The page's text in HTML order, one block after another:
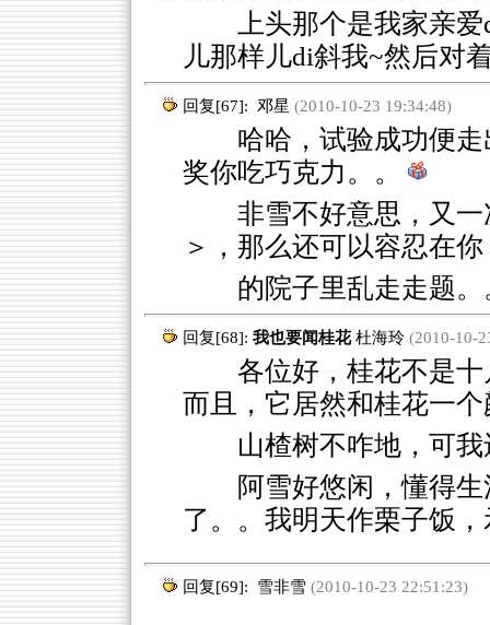
上头那个是我家亲爱
儿那样儿di斜我~然后对
回复[67]: 邓星 (2010-10-23 19:34:48)
哈哈，试验成功便走
奖你吃巧克力。。
非雪不好意思，又
＞，那么还可以容忍在你
的院子里乱走走题
回复[68]: 我也要闻桂花 杜海玲(2010-10-
各位好，桂花不是十
而且，它居然和桂花一
山楂树不咋地，可
阿雪好悠闲，懂得
了。。我明天作栗子饭
回复[69]: 雪非雪(2010-10-23 22:51:23)